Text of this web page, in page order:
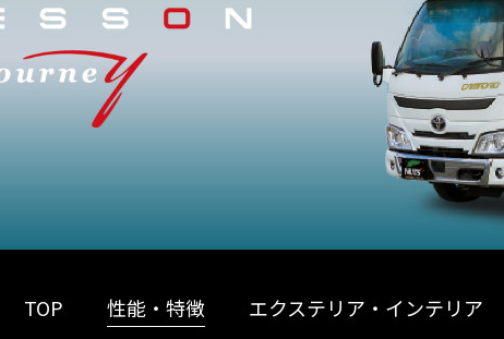
TOP 性能・特徴 エクステリア・インテリア